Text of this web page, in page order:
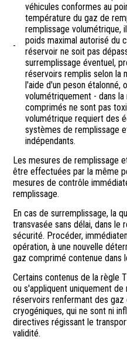
-
véhicules conformes au
température du gaz de
remplissage volumétrique,
poids maximal autorisé du
réservoir ne soit pas
surremplissage éventuel,
réservoirs remplis selon la
l'aide d'un peson étalonné,
volumétriquement - dans
comprimés ne sont pas
volumétrique requiert des
systèmes de remplissage
indépendants.
Les mesures de remplissage
être effectuées par la même
mesures de contrôle
remplissage.
En cas de surremplissage, la
transvasée sans délai, dans le
sécurité. Procéder,
opération, à une nouvelle
gaz comprimé contenue dans
Certains contenus de la règle
ou s'appliquent uniquement
réservoirs renfermant des
cryogéniques, qui ne sont ni
directives régissant le
validité.